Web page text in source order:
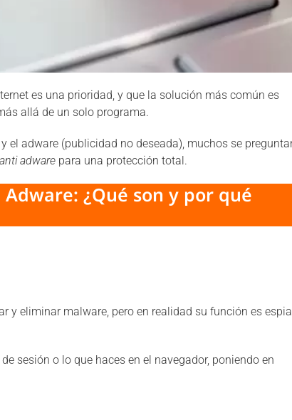
es una prioridad, y que la solución más común es
allá de un solo programa.
el adware (publicidad no deseada), muchos se
anti adware para una protección total.
¿Qué son y por qué
y eliminar malware, pero en realidad su función es
sesión o lo que haces en el navegador, poniendo en